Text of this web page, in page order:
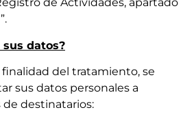
de Actividades, apartado
sus datos?
del tratamiento, se
sus datos personales a
destinatarios: